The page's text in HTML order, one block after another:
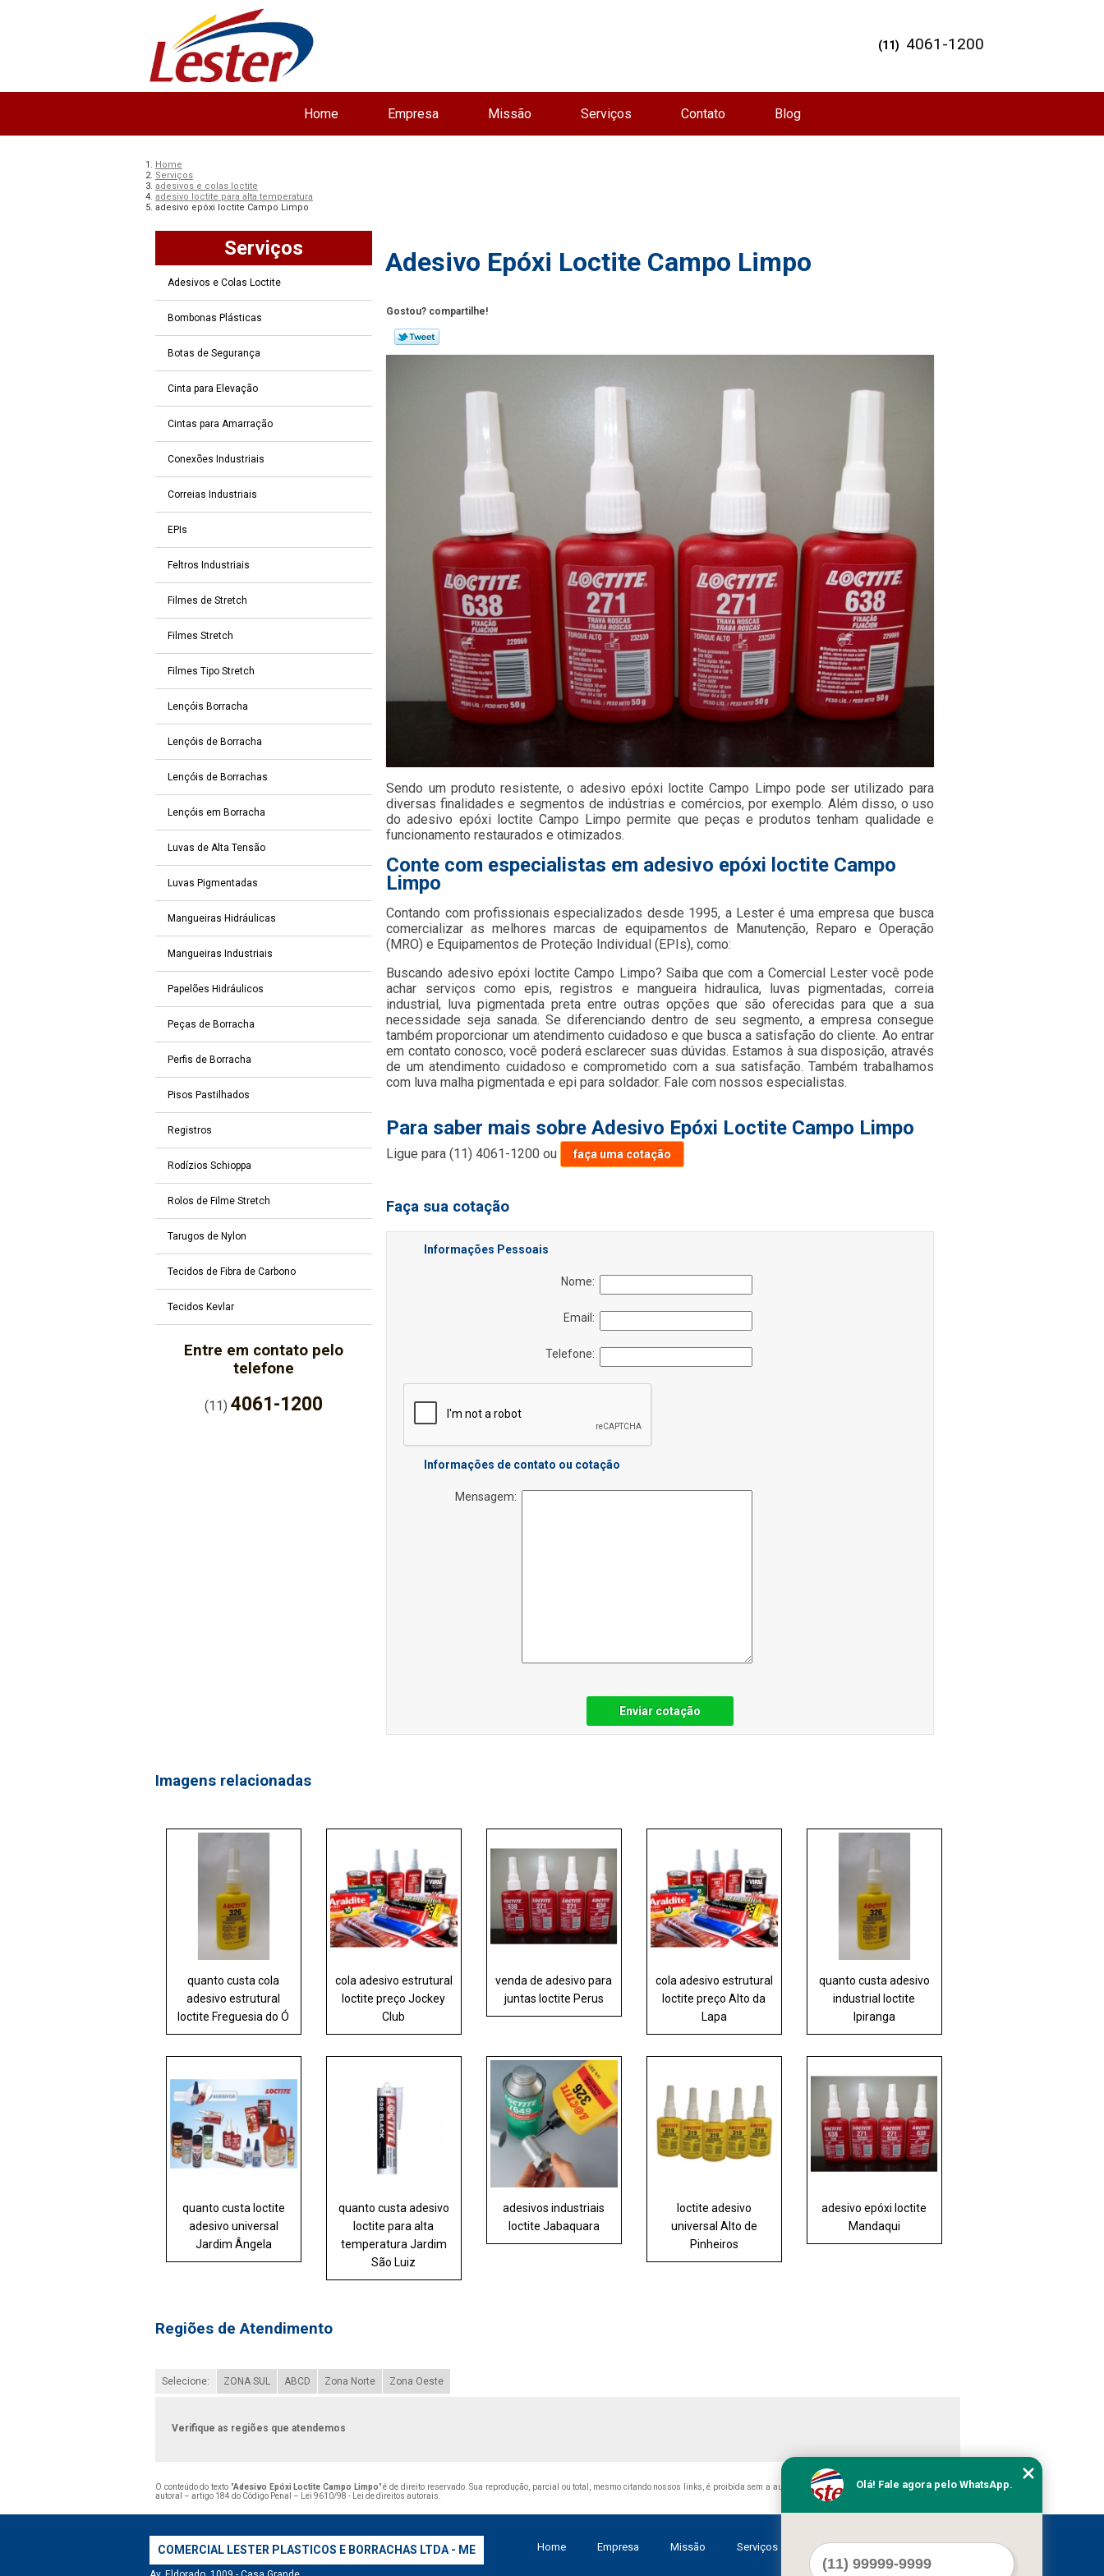
Home Empresa Missão Serviços Contato Blog
(11) 4061-1200
Home
Serviços
adesivos e colas loctite
adesivo loctite para alta temperatura
adesivo epóxi loctite Campo Limpo
Serviços
Adesivos e Colas Loctite
Bombonas Plásticas
Botas de Segurança
Cinta para Elevação
Cintas para Amarração
Conexões Industriais
Correias Industriais
EPIs
Feltros Industriais
Filmes de Stretch
Filmes Stretch
Filmes Tipo Stretch
Lençóis Borracha
Lençóis de Borracha
Lençóis de Borrachas
Lençóis em Borracha
Luvas de Alta Tensão
Luvas Pigmentadas
Mangueiras Hidráulicas
Mangueiras Industriais
Papelões Hidráulicos
Peças de Borracha
Perfis de Borracha
Pisos Pastilhados
Registros
Rodízios Schioppa
Rolos de Filme Stretch
Tarugos de Nylon
Tecidos de Fibra de Carbono
Tecidos Kevlar
Entre em contato pelo
telefone
(11)4061-1200
Adesivo Epóxi Loctite Campo Limpo
Gostou? compartilhe!
Sendo um produto resistente, o adesivo epóxi loctite Campo Limpo pode ser utilizado para
diversas finalidades e segmentos de indústrias e comércios, por exemplo. Além disso, o uso
do adesivo epóxi loctite Campo Limpo permite que peças e produtos tenham qualidade e
funcionamento restaurados e otimizados.
Conte com especialistas em adesivo epóxi loctite Campo
Limpo
Contando com profissionais especializados desde 1995, a Lester é uma empresa que busca
comercializar as melhores marcas de equipamentos de Manutenção, Reparo e Operação
(MRO) e Equipamentos de Proteção Individual (EPIs), como:
Buscando adesivo epóxi loctite Campo Limpo? Saiba que com a Comercial Lester você pode
achar serviços como epis, registros e mangueira hidraulica, luvas pigmentadas, correia
industrial, luva pigmentada preta entre outras opções que são oferecidas para que a sua
necessidade seja sanada. Se diferenciando dentro de seu segmento, a empresa consegue
também proporcionar um atendimento cuidadoso e que busca a satisfação do cliente. Ao entrar
em contato conosco, você poderá esclarecer suas dúvidas. Estamos à sua disposição, através
de um atendimento cuidadoso e comprometido com a sua satisfação. Também trabalhamos
com luva malha pigmentada e epi para soldador. Fale com nossos especialistas.
Para saber mais sobre Adesivo Epóxi Loctite Campo Limpo
Ligue para(11) 4061-1200 ou faça uma cotação
Faça sua cotação
Informações Pessoais
Nome:
Email:
Telefone:
Informações de contato ou cotação
Mensagem:
Enviar cotação
Imagens relacionadas
quanto custa cola
adesivo estrutural
loctite Freguesia do Ó
cola adesivo estrutural
loctite preço Jockey
Club
venda de adesivo para
juntas loctite Perus
cola adesivo estrutural
loctite preço Alto da
Lapa
quanto custa adesivo
industrial loctite
Ipiranga
quanto custa loctite
adesivo universal
Jardim Ângela
quanto custa adesivo
loctite para alta
temperatura Jardim
São Luiz
adesivos industriais
loctite Jabaquara
loctite adesivo
universal Alto de
Pinheiros
adesivo epóxi loctite
Mandaqui
Regiões de Atendimento
Selecione: ZONA SUL ABCD Zona Norte Zona Oeste
Verifique as regiões que atendemos
O conteúdo do texto "Adesivo Epóxi Loctite Campo Limpo" é de direito reservado. Sua reprodução, parcial ou total, mesmo citando nossos links, é proibida sem a autorização do autor. Crime de violação de direito
autoral – artigo 184 do Código Penal –
Lei 9610/98 - Lei de direitos autorais
COMERCIAL LESTER PLASTICOS E BORRACHAS LTDA - ME Home Empresa Missão Serviços Contato Mapa do site
Olá! Fale agora pelo WhatsApp.